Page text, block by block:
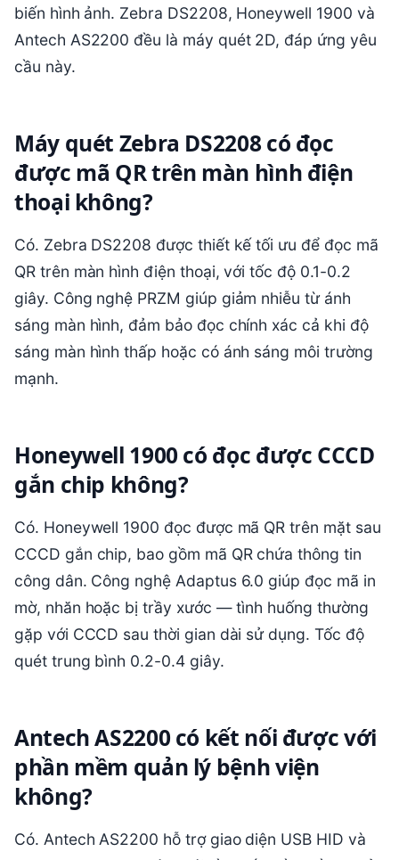
biến hình ảnh. Zebra DS2208, Honeywell 1900 và
Antech AS2200 đều là máy quét 2D, đáp ứng yêu
cầu này.
Máy quét Zebra DS2208 có đọc
được mã QR trên màn hình điện
thoại không?
Có. Zebra DS2208 được thiết kế tối ưu để đọc mã
QR trên màn hình điện thoại, với tốc độ 0.1-0.2
giây. Công nghệ PRZM giúp giảm nhiễu từ ánh
sáng màn hình, đảm bảo đọc chính xác cả khi độ
sáng màn hình thấp hoặc có ánh sáng môi trường
mạnh.
Honeywell 1900 có đọc được CCCD
gắn chip không?
Có. Honeywell 1900 đọc được mã QR trên mặt sau
CCCD gắn chip, bao gồm mã QR chứa thông tin
công dân. Công nghệ Adaptus 6.0 giúp đọc mã in
mờ, nhăn hoặc bị trầy xước — tình huống thường
gặp với CCCD sau thời gian dài sử dụng. Tốc độ
quét trung bình 0.2-0.4 giây.
Antech AS2200 có kết nối được với
phần mềm quản lý bệnh viện
không?
Có. Antech AS2200 hỗ trợ giao diện USB HID và